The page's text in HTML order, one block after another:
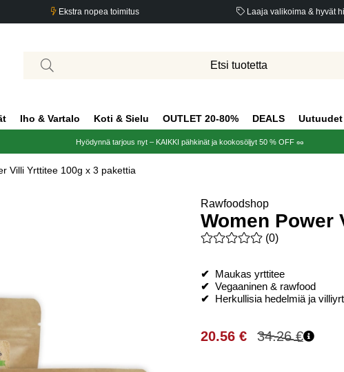
Ekstra nopea toimitus Laaja valikoima & hyvät
Iho & Vartalo Koti & Sielu OUTLET 20-80% DEALS Uutuudet
Hyödynnä tarjous nyt – KAIKKI pähkinät ja kookosöljyt 50 % OFF 🥜
Villi Yrttitee 100g x 3 pakettia
Rawfoodshop
Women Power
Keskiarvoluokitus 0 / 5
(0)
✔ Maukas yrttitee
✔ Vegaaninen & rawfood
✔ Herkullisia hedelmiä ja
34.26€
20.56 €